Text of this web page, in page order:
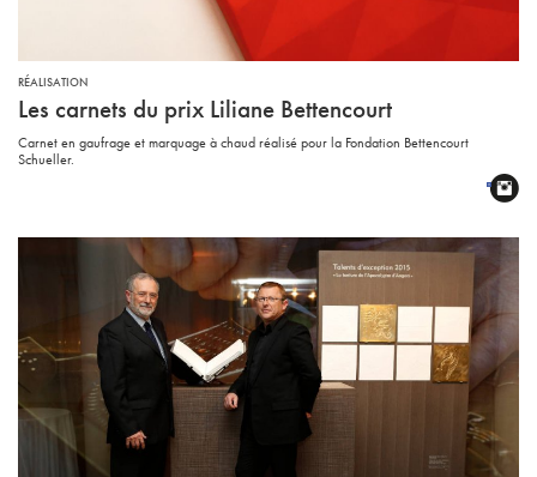
RÉALISATION
Les carnets du prix Liliane Bettencourt
Carnet en gaufrage et marquage à chaud réalisé pour la Fondation Bettencourt
Schueller.